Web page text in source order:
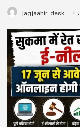
jagjaahir desk